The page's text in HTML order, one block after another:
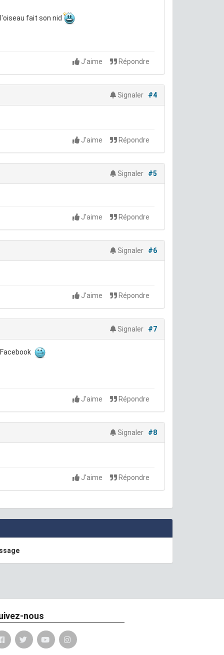
fait son nid
J'aime Répondre
Signaler #4
J'aime Répondre
Signaler #5
J'aime Répondre
Signaler #6
J'aime Répondre
Signaler #7
J'aime Répondre
Signaler #8
J'aime Répondre
nous